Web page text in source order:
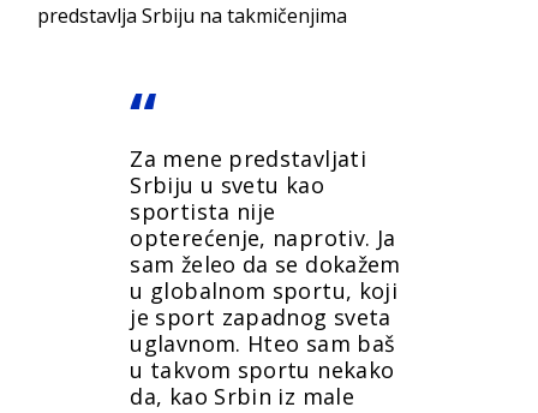
predstavlja Srbiju na takmičenjima
Za mene predstavljati
Srbiju u svetu kao
sportista nije
opterećenje, naprotiv. Ja
sam želeo da se dokažem
u globalnom sportu, koji
je sport zapadnog sveta
uglavnom. Hteo sam baš
u takvom sportu nekako
da, kao Srbin iz male